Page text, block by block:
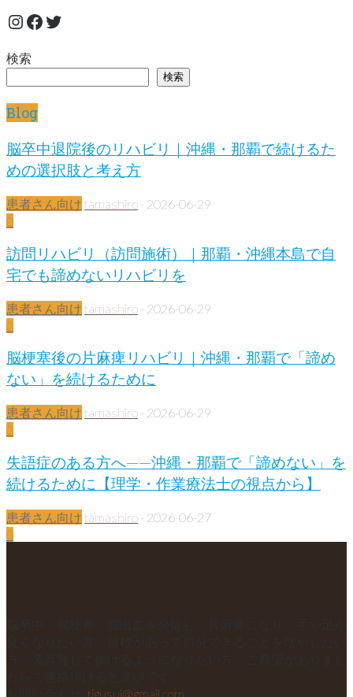
Instagram
Facebook
Twitter
検索
検索
Blog
脳卒中退院後のリハビリ｜沖縄・那覇で続けるた
めの選択肢と考え方
患者さん向け tamashiro - 2026-06-29
0
訪問リハビリ（訪問施術）｜那覇・沖縄本島で自
宅でも諦めないリハビリを
患者さん向け tamashiro - 2026-06-29
0
脳梗塞後の片麻痺リハビリ｜沖縄・那覇で「諦め
ない」を続けるために
患者さん向け tamashiro - 2026-06-29
0
失語症のある方へ——沖縄・那覇で「諦めない」を
続けるために【理学・作業療法士の視点から】
患者さん向け tamashiro - 2026-06-27
0
tigusui@gmail.com